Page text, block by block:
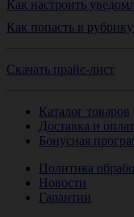
Как настроить
Как попасть в
Скачать прайс-лист
Каталог товаров
Доставка и
Бонусная
Политика
Новости
Гарантии